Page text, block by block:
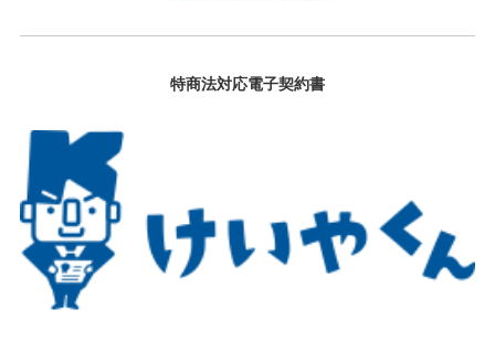
特商法対応電子契約書